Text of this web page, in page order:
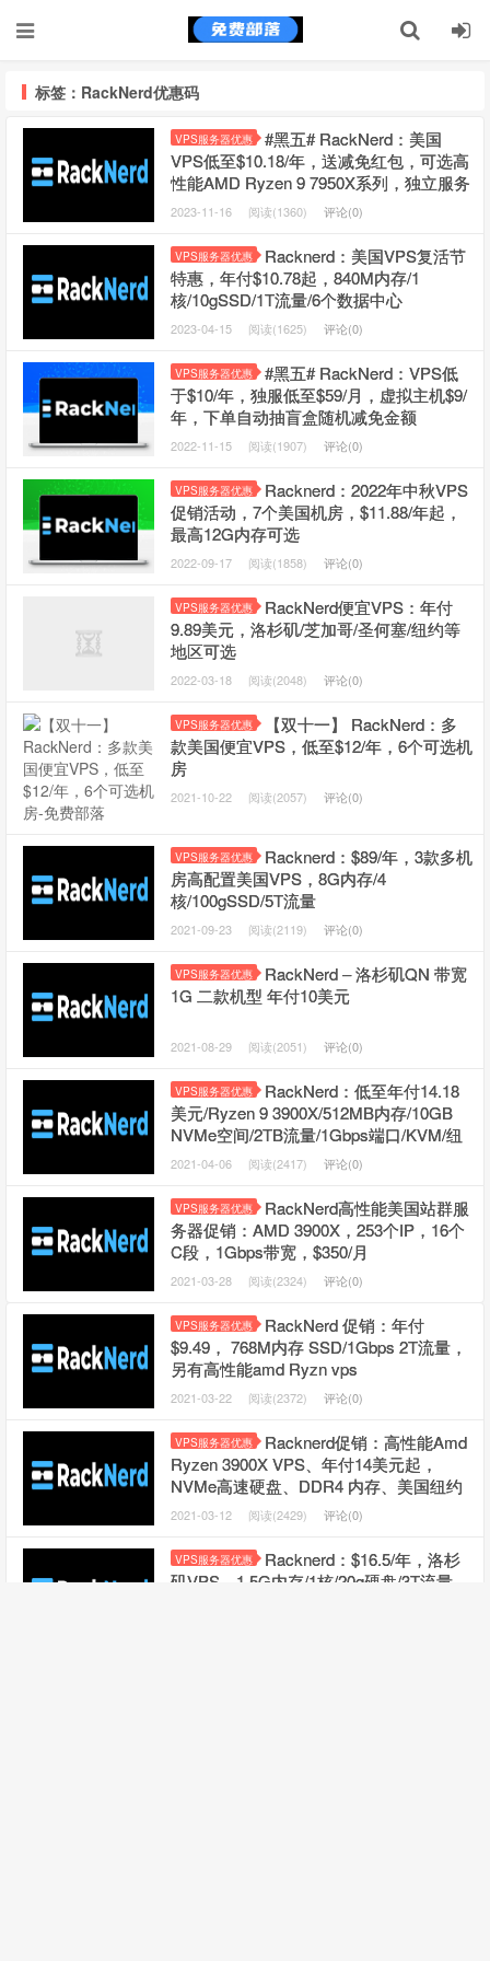
标签：RackNerd优惠码
VPS服务器优惠
#黑五# RackNerd：美国
VPS低至$10.18/年，送减免红包，可选高
性能AMD Ryzen 9 7950X系列，独立服务
器低至$59/月
2023-11-16 阅读(1360) 评论(0)
VPS服务器优惠
Racknerd：美国VPS复活节
特惠，年付$10.78起，840M内存/1
核/10gSSD/1T流量/6个数据中心
2023-04-15 阅读(1625) 评论(0)
VPS服务器优惠
#黑五# RackNerd：VPS低
于$10/年，独服低至$59/月，虚拟主机$9/
年，下单自动抽盲盒随机减免金额
2022-11-15 阅读(1907) 评论(0)
VPS服务器优惠
Racknerd：2022年中秋VPS
促销活动，7个美国机房，$11.88/年起，
最高12G内存可选
2022-09-17 阅读(1858) 评论(0)
VPS服务器优惠
RackNerd便宜VPS：年付
9.89美元，洛杉矶/芝加哥/圣何塞/纽约等
地区可选
2022-03-18 阅读(2048) 评论(0)
VPS服务器优惠
【双十一】 RackNerd：多
款美国便宜VPS，低至$12/年，6个可选机
房
2021-10-22 阅读(2057) 评论(0)
VPS服务器优惠
Racknerd：$89/年，3款多机
房高配置美国VPS，8G内存/4
核/100gSSD/5T流量
2021-09-23 阅读(2119) 评论(0)
VPS服务器优惠
RackNerd – 洛杉矶QN 带宽
1G 二款机型 年付10美元
2021-08-29 阅读(2051) 评论(0)
VPS服务器优惠
RackNerd：低至年付14.18
美元/Ryzen 9 3900X/512MB内存/10GB
NVMe空间/2TB流量/1Gbps端口/KVM/纽
约/芝加哥/洛杉矶
2021-04-06 阅读(2417) 评论(0)
VPS服务器优惠
RackNerd高性能美国站群服
务器促销：AMD 3900X，253个IP，16个
C段，1Gbps带宽，$350/月
2021-03-28 阅读(2324) 评论(0)
VPS服务器优惠
RackNerd 促销：年付
$9.49， 768M内存 SSD/1Gbps 2T流量，
另有高性能amd Ryzn vps
2021-03-22 阅读(2372) 评论(0)
VPS服务器优惠
Racknerd促销：高性能Amd
Ryzen 3900X VPS、年付14美元起，
NVMe高速硬盘、DDR4 内存、美国纽约
2021-03-12 阅读(2429) 评论(0)
VPS服务器优惠
Racknerd：$16.5/年，洛杉
矶VPS，1.5G内存/1核/20g硬盘/3T流量